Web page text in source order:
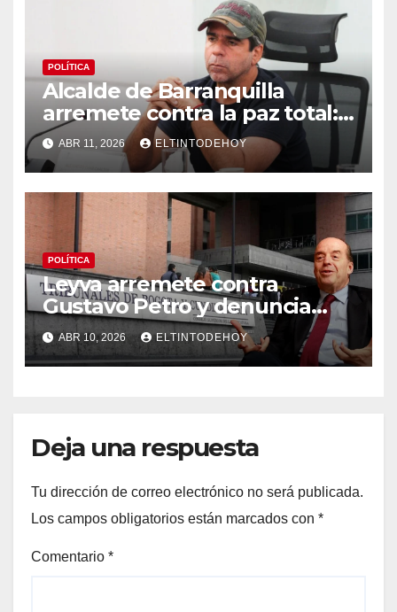
POLÍTICA
Alcalde de Barranquilla
arremete contra la paz total:
«Protegen es a los bandidos»
ABR 11, 2026 ELTINTODEHOY
POLÍTICA
Leyva arremete contra
Gustavo Petro y denuncia
“persecución atroz” tras
investigación en su contra
por el caso pasaportes
ABR 10, 2026 ELTINTODEHOY
Deja una respuesta
Tu dirección de correo electrónico no será publicada.
Los campos obligatorios están marcados con *
Comentario *